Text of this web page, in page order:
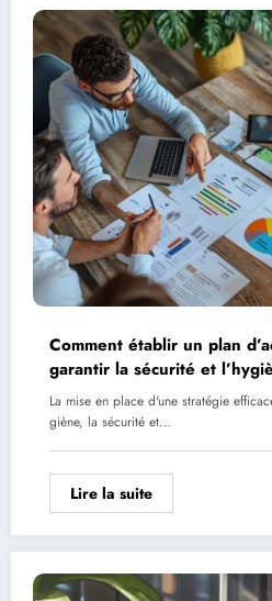
Comment établir un plan
garantir la sécurité et
La mise en place d'une stratégie
giène, la sécurité et…
Lire la suite